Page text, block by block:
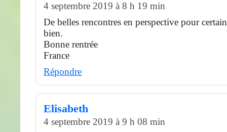
4 septembre 2019 à 8 h 19 min
De belles rencontres en perspective pour
bien.
Bonne rentrée
France
Répondre
Elisabeth
4 septembre 2019 à 9 h 08 min